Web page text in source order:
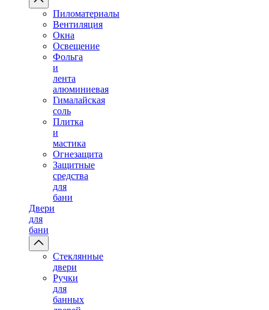
Пиломатериалы
Вентиляция
Окна
Освещение
Фольга
и
лента
алюминиевая
Гималайская
соль
Плитка
и
мастика
Огнезащита
Защитные
средства
для
бани
Двери
для
бани
Стеклянные
двери
Ручки
для
банных